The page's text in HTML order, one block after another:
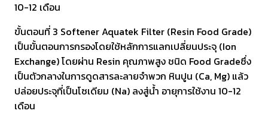
10-12 เดือน
ขั้นตอนที่ 3 Softener Aquatek Filter (Resin Food Grade)
เป็นขั้นตอนการกรองโดยใช้หลักการแลกเปลี่ยนประจุ (Ion
Exchange) โดยผ่าน Resin คุณภาพสูง ชนิด Food Gradeซึ่ง
เป็นตัวกลางในการดูดสารละลายจำพวก หินปูน (Ca, Mg) แล้ว
ปล่อยประจุที่เป็นโซเดียม (Na) ลงสู่น้ำ อายุการใช้งาน 10-12
เดือน